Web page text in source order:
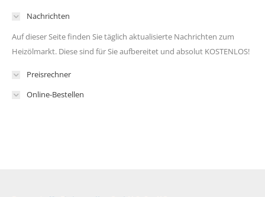
Nachrichten
Auf dieser Seite finden Sie täglich aktualisierte Nachrichten zum
Heizölmarkt. Diese sind für Sie aufbereitet und absolut KOSTENLOS!
Preisrechner
Online-Bestellen